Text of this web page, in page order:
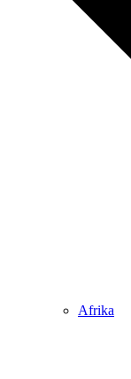
Afrika